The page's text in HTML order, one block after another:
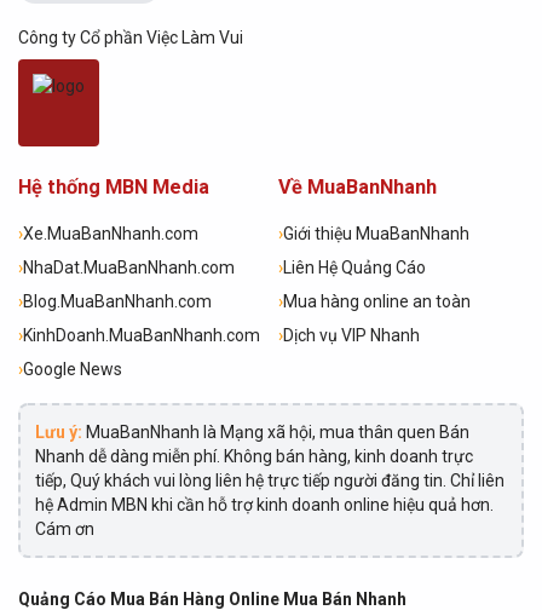
Công ty Cổ phần Việc Làm Vui
Hệ thống MBN Media
›Xe.MuaBanNhanh.com
›NhaDat.MuaBanNhanh.com
›Blog.MuaBanNhanh.com
›KinhDoanh.MuaBanNhanh.com
›Google News
Về MuaBanNhanh
›Giới thiệu MuaBanNhanh
›Liên Hệ Quảng Cáo
›Mua hàng online an toàn
›Dịch vụ VIP Nhanh
Lưu ý: MuaBanNhanh là Mạng xã hội, mua thân quen Bán
Nhanh dễ dàng miễn phí. Không bán hàng, kinh doanh trực
tiếp, Quý khách vui lòng liên hệ trực tiếp người đăng tin. Chỉ liên
hệ Admin MBN khi cần hỗ trợ kinh doanh online hiệu quả hơn.
Cám ơn
Quảng Cáo Mua Bán Hàng Online Mua Bán Nhanh